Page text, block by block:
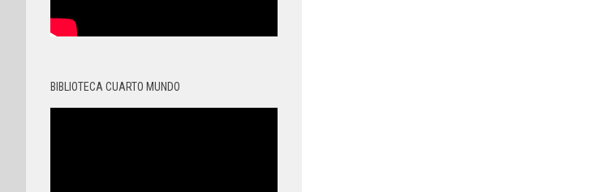
BIBLIOTECA CUARTO MUNDO